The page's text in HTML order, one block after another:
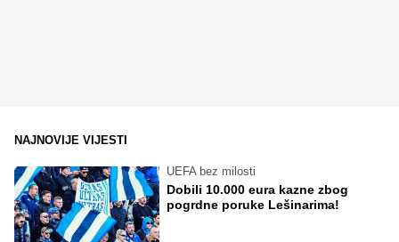
NAJNOVIJE VIJESTI
UEFA bez milosti
Dobili 10.000 eura kazne zbog
pogrdne poruke Lešinarima!